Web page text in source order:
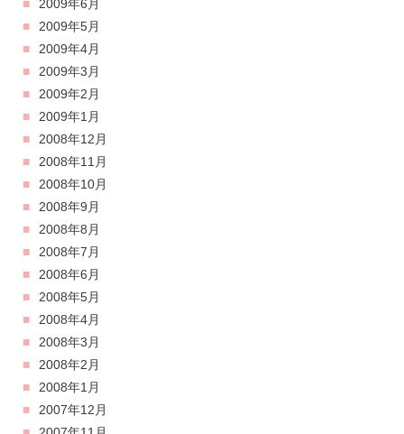
2009年6月
2009年5月
2009年4月
2009年3月
2009年2月
2009年1月
2008年12月
2008年11月
2008年10月
2008年9月
2008年8月
2008年7月
2008年6月
2008年5月
2008年4月
2008年3月
2008年2月
2008年1月
2007年12月